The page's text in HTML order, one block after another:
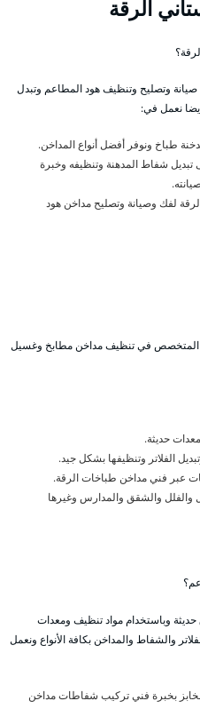
الرقة
وتصليح وتنظيف هود المطاعم وتبدل
نعمل في:
طباخ ونوفر أفضل أنواع المداخن.
شفاط المدهنة وتنظيفه وخبرة
لفك وصيانة وتصليح مداخن هود
المتخصص في تنظيف مداخن مطابخ وغسيل
حديثة.
الفلاتر وتنظيفها بشكل جيد.
عبر فني مداخن طباخات الرقة.
والفلل والشقق والمدارس وغيرها
وباستخدام مواد تنظيف ومعدات
والشفاط والمداخن بكافة الأنواع ونعمل
بخبرة فني تركيب شفاطات مداخن